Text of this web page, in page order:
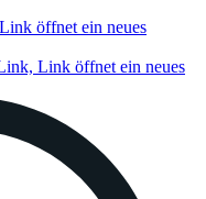
öffnet ein neues
Link öffnet ein neues